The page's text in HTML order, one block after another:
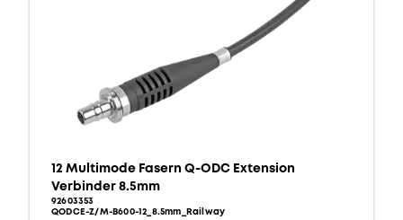
12 Multimode Fasern Q-ODC Extension
Verbinder 8.5mm
92603353
QODCE-Z/M-B600-12_8.5mm_Railway